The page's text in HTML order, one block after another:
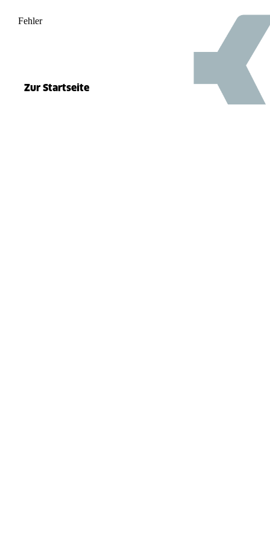
Fehler 500
Zur Startseite